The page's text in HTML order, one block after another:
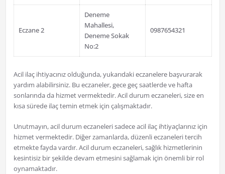
Eczane 2
Deneme
Mahallesi,
Deneme Sokak
No:2
0987654321
Acil ilaç ihtiyacınız olduğunda, yukarıdaki eczanelere başvurarak
yardım alabilirsiniz. Bu eczaneler, gece geç saatlerde ve hafta
sonlarında da hizmet vermektedir. Acil durum eczaneleri, size en
kısa sürede ilaç temin etmek için çalışmaktadır.
Unutmayın, acil durum eczaneleri sadece acil ilaç ihtiyaçlarınız için
hizmet vermektedir. Diğer zamanlarda, düzenli eczaneleri tercih
etmekte fayda vardır. Acil durum eczaneleri, sağlık hizmetlerinin
kesintisiz bir şekilde devam etmesini sağlamak için önemli bir rol
oynamaktadır.